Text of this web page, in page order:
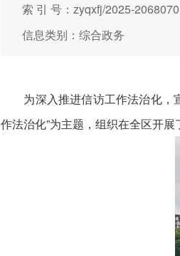
索 引 号：zyqxfj/2025-2068070
信息类别：综合政务
为深入推进信访工作法治化，宣
作法治化”为主题，组织在全区开展